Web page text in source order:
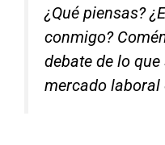
¿Qué piensas?
conmigo?
debate de lo
mercado laboral